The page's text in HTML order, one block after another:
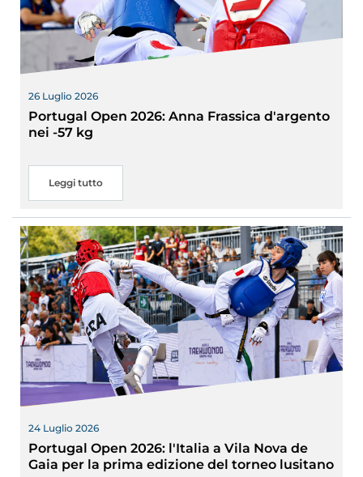
26 Luglio 2026
Portugal Open 2026: Anna Frassica d'argento
nei -57 kg
Leggi tutto
24 Luglio 2026
Portugal Open 2026: l'Italia a Vila Nova de
Gaia per la prima edizione del torneo lusitano